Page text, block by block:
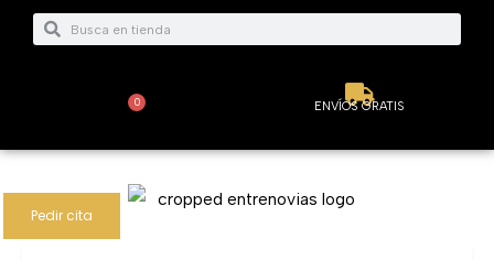
BuscarBuscar
0
Carrito ENVÍOS GRATIS
Pedir cita